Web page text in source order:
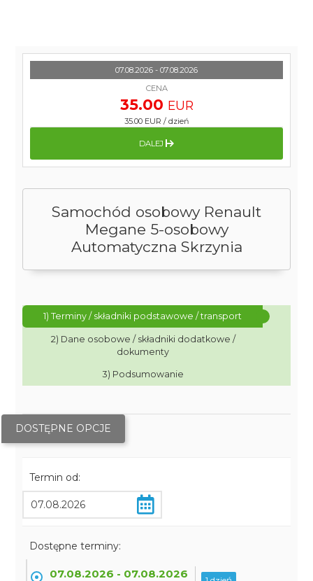
Samochód osobowy Renault
Megane 5-osobowy
Automatyczna Skrzynia
1) Terminy / składniki podstawowe / transport
2) Dane osobowe / składniki dodatkowe /
dokumenty
3) Podsumowanie
DOSTĘPNE OPCJE
Termin od:
Dostępne terminy:
07.08.2026 - 07.08.2026
07.08.2026 - 07.08.2026
CENA
35.00 EUR
35.00 EUR / dzień
DALEJ